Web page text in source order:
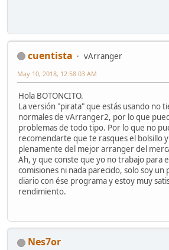
cuentista
vArranger
May 10, 2018, 12:58:03 AM
Hola BOTONCITO.
La versión "pirata" que estás usando no
normales de vArranger2, por lo que
problemas de todo tipo. Por lo que no
recomendarte que te rasques el bolsillo
plenamente del mejor arranger del
Ah, y que conste que yo no trabajo para
comisiones ni nada parecido, solo soy un
diario con ése programa y estoy muy
rendimiento.
Nes7or